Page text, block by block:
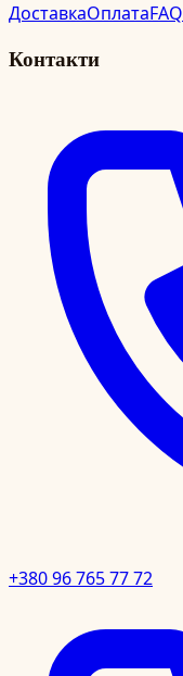
ДоставкаОплатаFAQ
Контакти
+380 96 765 77 72